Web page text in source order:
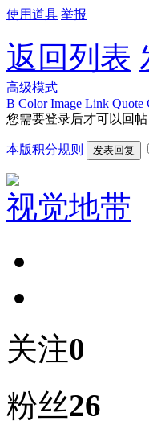
使用道具 举报
返回列表
高级模式
B Color Image Link Quote
您需要登录后才可以回帖
本版积分规则 发表回复
视觉地带
关注0
粉丝26